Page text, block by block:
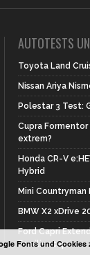
AUTOTESTS
Toyota Land
Nissan Ariya
Polestar 3 Test:
Cupra
extrem?
Honda CR-V
Hybrid
Mini Countryman
BMW X2 xDrive
Ford Capri
Familiencapri
Fonts und